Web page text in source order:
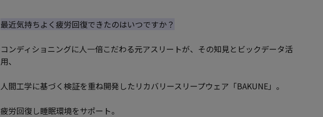
最近気持ちよく疲労回復できたのはいつですか？
コンディショニングに人一倍こだわる元アスリートが、その知見とビックデータ活
用、
人間工学に基づく検証を重ね開発したリカバリースリープウェア「BAKUNE」。
疲労回復し睡眠環境をサポート。